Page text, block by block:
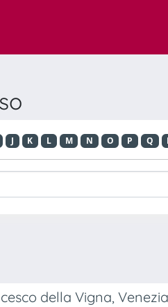
J K L M N O P Q
della Vigna,